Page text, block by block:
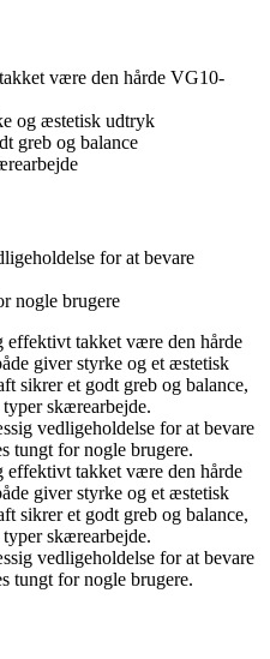
være den hårde VG10-
og æstetisk udtryk
greb og balance
for at bevare
nogle brugere
takket være den hårde
giver styrke og et æstetisk
sikrer et godt greb og balance,
skærearbejde.
vedligeholdelse for at bevare
tungt for nogle brugere.
takket være den hårde
giver styrke og et æstetisk
sikrer et godt greb og balance,
skærearbejde.
vedligeholdelse for at bevare
tungt for nogle brugere.